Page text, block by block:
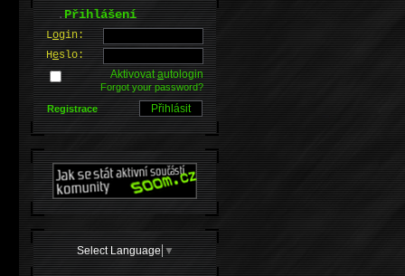
.Přihlášení
Login:
Heslo:
Aktivovatautologin
Forgot your password?
Registrace
Select Language ▼